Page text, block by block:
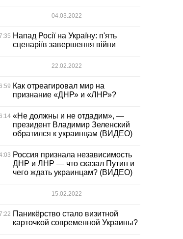
04.03.2022
Напад Росії на Україну: п'ять
сценаріїв завершення війни
22.02.2022
Как отреагировал мир на
признание «ДНР» и «ЛНР»?
«Не должны и не отдадим», —
президент Владимир Зеленский
обратился к украинцам (ВИДЕО)
Россия признала независимость
ДНР и ЛНР — что сказал Путин и
чего ждать украинцам? (ВИДЕО)
15.02.2022
Паникёрство стало визитной
карточкой современной Украины?